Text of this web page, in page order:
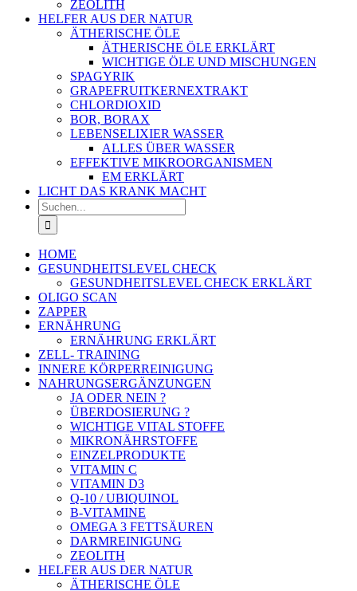
ZEOLITH
HELFER AUS DER NATUR
ÄTHERISCHE ÖLE
ÄTHERISCHE ÖLE ERKLÄRT
WICHTIGE ÖLE UND MISCHUNGEN
SPAGYRIK
GRAPEFRUITKERNEXTRAKT
CHLORDIOXID
BOR, BORAX
LEBENSELIXIER WASSER
ALLES ÜBER WASSER
EFFEKTIVE MIKROORGANISMEN
EM ERKLÄRT
LICHT DAS KRANK MACHT
Suche
nach:
HOME
GESUNDHEITSLEVEL CHECK
GESUNDHEITSLEVEL CHECK ERKLÄRT
OLIGO SCAN
ZAPPER
ERNÄHRUNG
ERNÄHRUNG ERKLÄRT
ZELL- TRAINING
INNERE KÖRPERREINIGUNG
NAHRUNGSERGÄNZUNGEN
JA ODER NEIN ?
ÜBERDOSIERUNG ?
WICHTIGE VITAL STOFFE
MIKRONÄHRSTOFFE
EINZELPRODUKTE
VITAMIN C
VITAMIN D3
Q-10 / UBIQUINOL
B-VITAMINE
OMEGA 3 FETTSÄUREN
DARMREINIGUNG
ZEOLITH
HELFER AUS DER NATUR
ÄTHERISCHE ÖLE